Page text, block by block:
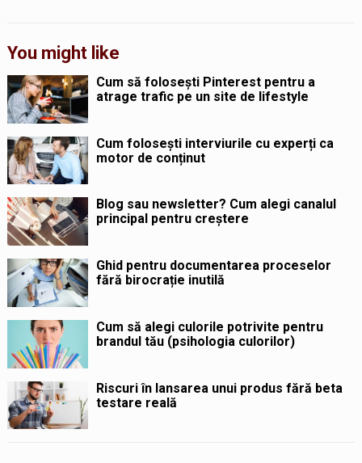
You might like
Cum să folosești Pinterest pentru a
atrage trafic pe un site de lifestyle
Cum folosești interviurile cu experți ca
motor de conținut
Blog sau newsletter? Cum alegi canalul
principal pentru creștere
Ghid pentru documentarea proceselor
fără birocrație inutilă
Cum să alegi culorile potrivite pentru
brandul tău (psihologia culorilor)
Riscuri în lansarea unui produs fără beta
testare reală